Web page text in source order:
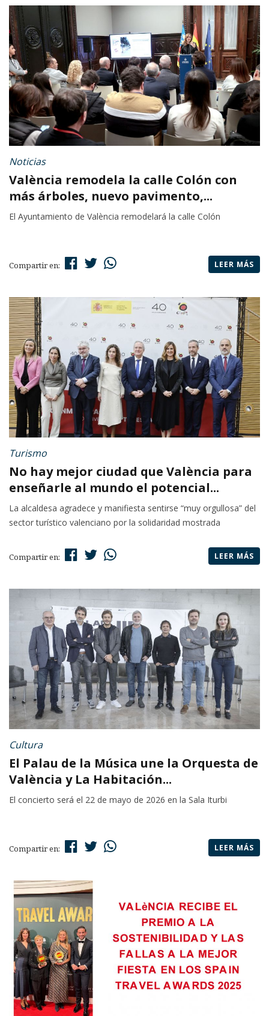
Noticias
València remodela la calle Colón con
más árboles, nuevo pavimento,...
El Ayuntamiento de València remodelará la calle Colón
Compartir en: LEER MÁS
Turismo
No hay mejor ciudad que València para
enseñarle al mundo el potencial...
La alcaldesa agradece y manifiesta sentirse “muy orgullosa” del
sector turístico valenciano por la solidaridad mostrada
Compartir en: LEER MÁS
Cultura
El Palau de la Música une la Orquesta de
València y La Habitación...
El concierto será el 22 de mayo de 2026 en la Sala Iturbi
Compartir en: LEER MÁS